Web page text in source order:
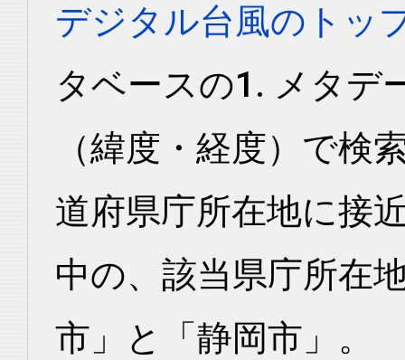
デジタル台風のトッ
タベースの1. メタデ
（緯度・経度）で検
道府県庁所在地に接
中の、該当県庁所在
市」と「静岡市」。